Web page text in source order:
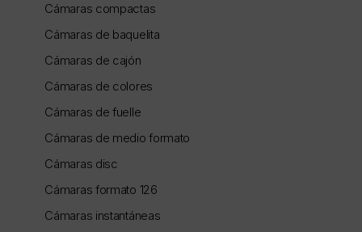
Cámaras compactas
Cámaras de baquelita
Cámaras de cajón
Cámaras de colores
Cámaras de fuelle
Cámaras de medio formato
Cámaras disc
Cámaras formato 126
Cámaras instantáneas